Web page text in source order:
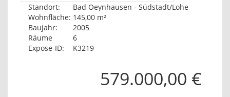
Standort:
Bad Oeynhausen - Südstadt/Lohe
Wohnfläche: 145,00 m²
Baujahr:
2005
Räume
6
Expose-ID:
K3219
579.000,00 €